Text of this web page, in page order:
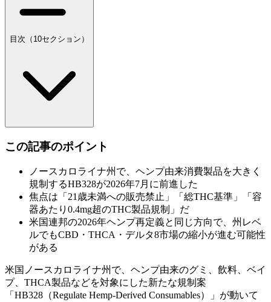
目次（ 10セクション）
この記事のポイント
ノースカロライナ州で、ヘンプ由来消費製品を大きく
規制するHB328が2026年7月に前進した
焦点は「21歳未満への販売禁止」「総THC基準」「容
器あたり0.4mg超のTHC製品規制」だ
米国連邦の2026年ヘンプ再定義と同じ方向で、州レベ
ルでもCBD・THCA・デルタ8市場の縮小が進む可能性
がある
米国ノースカロライナ州で、ヘンプ由来のグミ、飲料、ベイ
プ、THCA製品などを対象にした新たな規制案
「HB328（Regulate Hemp-Derived Consumables）」が動いて